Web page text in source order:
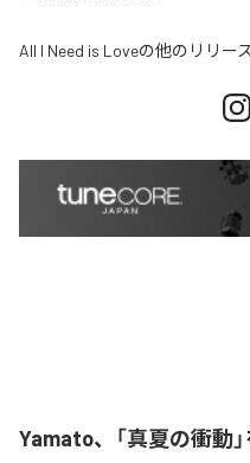
All I Need is Loveの他のリリー
Yamato、「真夏の衝動